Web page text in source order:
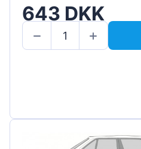
643 DKK